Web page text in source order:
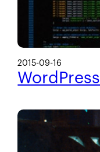
2015-09-16